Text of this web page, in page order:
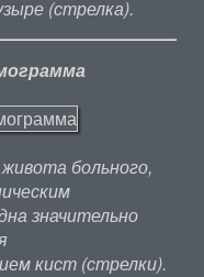
(стрелка).
больного,
значительно
кист (стрелки).